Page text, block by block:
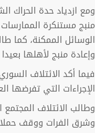
ومع ازدياد حدة الحراك
منبج مستنكرة
الوسائل الممكنة، كما
وإعادة منبج لأهلها
فيما أكد الائتلاف
الإجراءات التي تفرضها
وطالب الائتلاف
وشرق الفرات ووقف